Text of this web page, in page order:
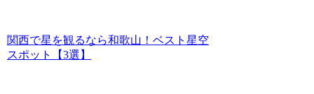
関西で星を観るなら和歌山！ベスト星空
スポット【3選】